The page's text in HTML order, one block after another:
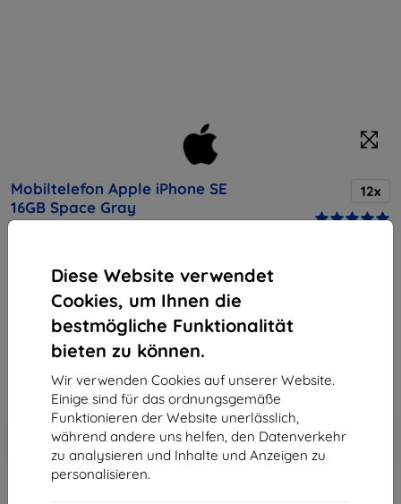
Diese Website verwendet
Cookies, um Ihnen die
bestmögliche Funktionalität
bieten zu können.
Wir verwenden Cookies auf unserer Website.
Einige sind für das ordnungsgemäße
Funktionieren der Website unerlässlich,
während andere uns helfen, den Datenverkehr
zu analysieren und Inhalte und Anzeigen zu
personalisieren.
Mobiltelefon Apple iPhone SE
16GB Space Gray
12x
Kaufen Sie dieses Gerät und erhalten Sie
Rabatt
auf sämtliches Zubehör dafür!
Endpreis
396,90 €
357,21 €
-10%
Rabatt mit Gutschein
EXTRA10
In den
Warenkorb